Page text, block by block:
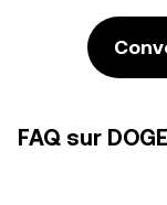
FAQ sur